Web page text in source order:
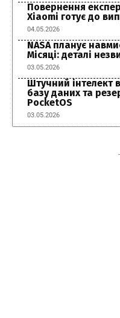
Повернення
Xiaomi готує до
04.05.2026
NASA планує
Місяці: деталі
03.05.2026
Штучний інтелект
базу даних та
PocketOS
03.05.2026